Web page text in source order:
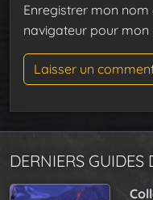
Enregistrer mon
navigateur pour
DERNIERS GUIDES